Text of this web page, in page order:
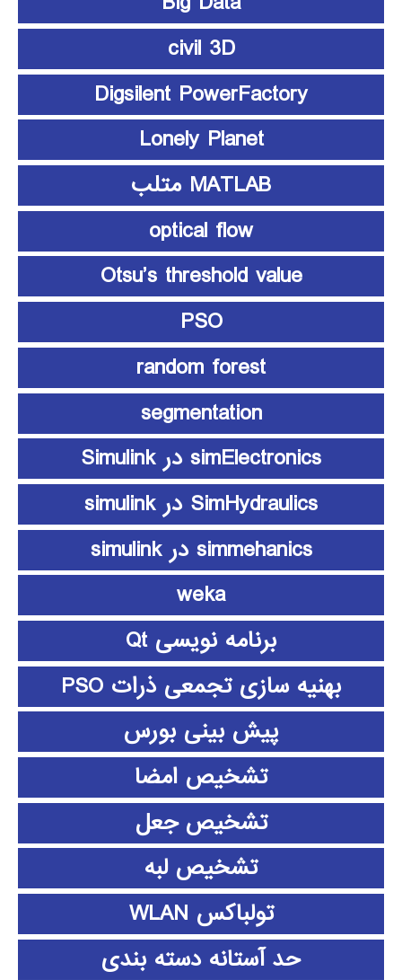
civil 3D
Digsilent PowerFactory
Lonely Planet
MATLAB متلب
optical flow
Otsu’s threshold value
PSO
random forest
segmentation
simElectronics در Simulink
SimHydraulics در simulink
simmehanics در simulink
weka
برنامه نویسی Qt
بهنیه سازی تجمعی ذرات PSO
پیش بینی بورس
تشخیص امضا
تشخیص جعل
تشخیص لبه
تولباکس WLAN
حد آستانه دسته بندی